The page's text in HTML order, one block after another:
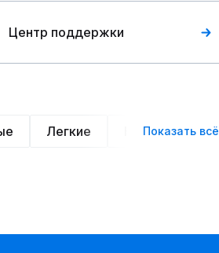
Центр поддержки
Легкие Нарядные
Показать всё